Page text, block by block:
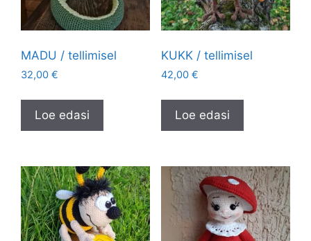
MADU / tellimisel
32,00 €
Loe edasi
KUKK / tellimisel
42,00 €
Loe edasi